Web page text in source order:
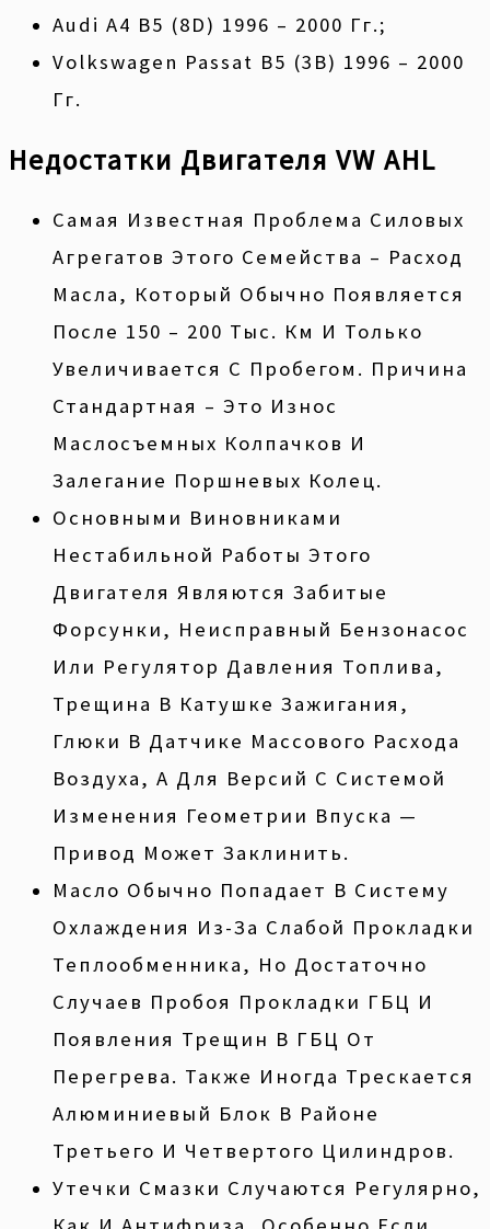
Audi A4 B5 (8D) 1996 – 2000 Гг.;
Volkswagen Passat B5 (3B) 1996 – 2000
Гг.
Недостатки Двигателя VW AHL
Самая Известная Проблема Силовых
Агрегатов Этого Семейства – Расход
Масла, Который Обычно Появляется
После 150 – 200 Тыс. Км И Только
Увеличивается С Пробегом. Причина
Стандартная – Это Износ
Маслосъемных Колпачков И
Залегание Поршневых Колец.
Основными Виновниками
Нестабильной Работы Этого
Двигателя Являются Забитые
Форсунки, Неисправный Бензонасос
Или Регулятор Давления Топлива,
Трещина В Катушке Зажигания,
Глюки В Датчике Массового Расхода
Воздуха, А Для Версий С Системой
Изменения Геометрии Впуска —
Привод Может Заклинить.
Масло Обычно Попадает В Систему
Охлаждения Из-За Слабой Прокладки
Теплообменника, Но Достаточно
Случаев Пробоя Прокладки ГБЦ И
Появления Трещин В ГБЦ От
Перегрева. Также Иногда Трескается
Алюминиевый Блок В Районе
Третьего И Четвертого Цилиндров.
Утечки Смазки Случаются Регулярно,